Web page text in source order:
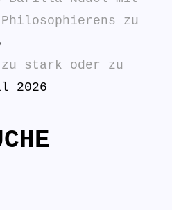
zu
stark oder zu
2026